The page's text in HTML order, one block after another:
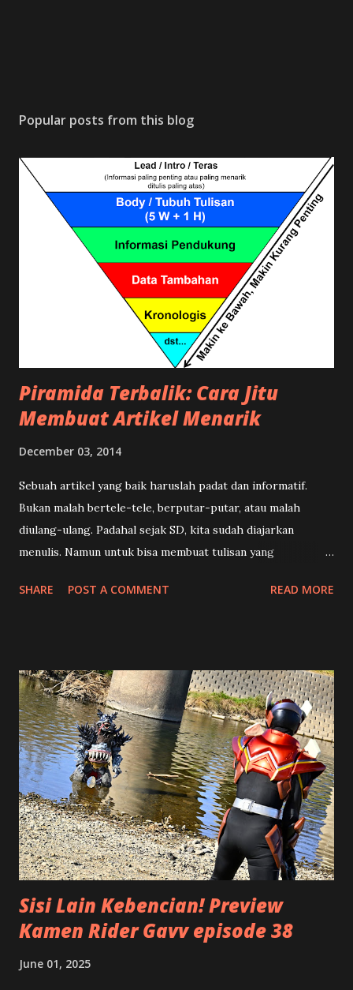
Popular posts from this blog
Piramida Terbalik: Cara Jitu
Membuat Artikel Menarik
December 03, 2014
Sebuah artikel yang baik haruslah padat dan informatif.
Bukan malah bertele-tele, berputar-putar, atau malah
diulang-ulang. Padahal sejak SD, kita sudah diajarkan
menulis. Namun untuk bisa membuat tulisan yang
teknik khusus. Dalam dunia kewartaan teknik tersebut
bangunan antik dari negeri Mesir, tetapi istilah ini untuk
menggambarkan bagaimana cara kita menulis. Kalau Anda
melihat piramida, bentuknya mirip dengan segitiga. Bagian
atasnya adalah puncak, makin ke bawah makin lebar. Namun
kalau piramida atau segitiga ini posisinya kita balik, terlihat
bahwa bagian paling atas yang lebar atau luas, terus
mengecil ke bawah menjadi titik runcing. Serupa dengan
bentuk segitiga terbalik tersebut, suatu artikel akan lebih
terstruktur apabila di bagian awal atau ...
SHARE POST A COMMENT READ MORE
Sisi Lain Kebencian! Preview
Kamen Rider Gavv episode 38
June 01, 2025